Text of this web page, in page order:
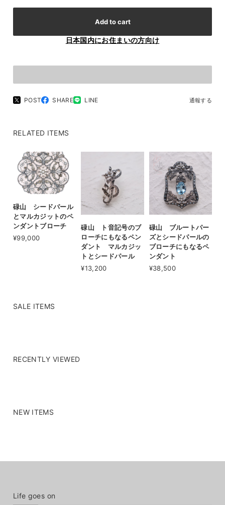
Add to cart
日本国内にお住まいの方向け
POST SHARE LINE 通報する
RELATED ITEMS
碌山 シードパール
とマルカジットのペ
ンダントブローチ
¥99,000
碌山 ト音記号のブ
ローチにもなるペン
ダント マルカジッ
トとシードパール
¥13,200
碌山 ブルートパー
ズとシードパールの
ブローチにもなるペ
ンダント
¥38,500
SALE ITEMS
RECENTLY VIEWED
NEW ITEMS
Life goes on